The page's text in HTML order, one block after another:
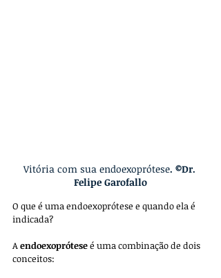
Vitória com sua endoexoprótese. ©Dr.
Felipe Garofallo
O que é uma endoexoprótese e quando ela é
indicada?
A endoexoprótese é uma combinação de dois
conceitos: